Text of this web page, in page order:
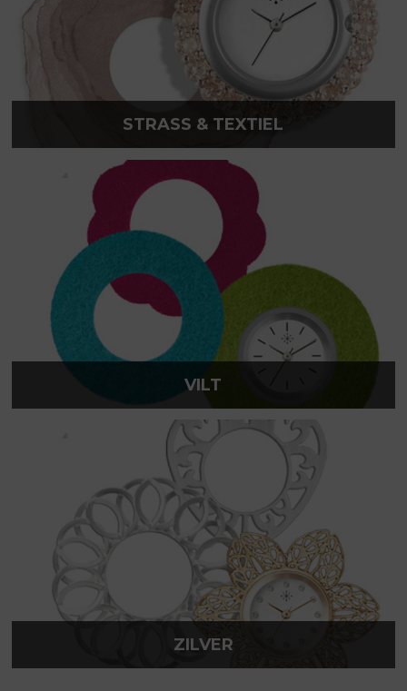
STRASS & TEXTIEL
VILT
ZILVER